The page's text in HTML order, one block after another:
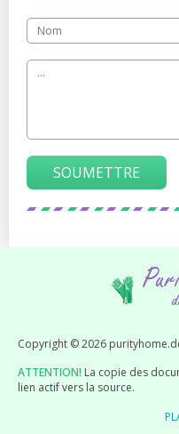
SOUMETTRE
Copyright © 2026
ATTENTION! La copie des
lien actif vers la source.